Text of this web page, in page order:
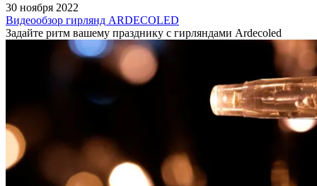
30 ноября 2022
Видеообзор гирлянд ARDECOLED
Задайте ритм вашему празднику с гирляндами Ardecoled